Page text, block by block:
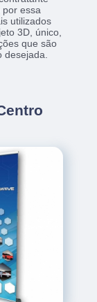
por essa
utilizados
3D, único,
que são
desejada.